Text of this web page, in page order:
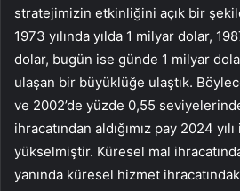
stratejimizin etkinliğini açık bir
1973 yılında yılda 1 milyar dolar,
dolar, bugün ise günde 1 milyar
ulaşan bir büyüklüğe ulaştık.
ve 2002’de yüzde 0,55
ihracatından aldığımız pay 2024
yükselmiştir. Küresel mal
yanında küresel hizmet